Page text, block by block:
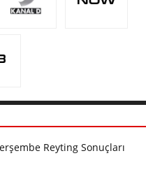
Reyting Sonuçları